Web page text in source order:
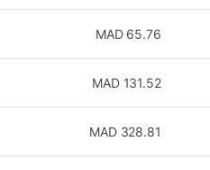
65.76
MAD
131.52
MAD
328.81
MAD